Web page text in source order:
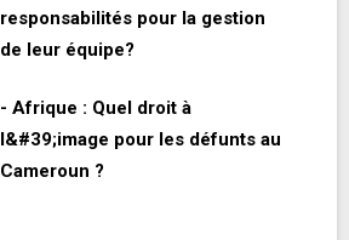
responsabilités pour la gestion
de leur équipe?
- Afrique : Quel droit à
l&#39;image pour les défunts au
Cameroun ?